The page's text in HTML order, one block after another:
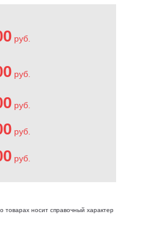
руб.
руб.
руб.
руб.
руб.
носит справочный характер